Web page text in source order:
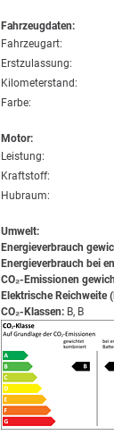
Fahrzeugdaten:
Fahrzeugart:
Erstzulassung:
Kilometerstand:
Farbe:
Motor:
Leistung:
Kraftstoff:
Hubraum:
Umwelt:
Energieverbrauch
Energieverbrauch bei
CO₂-Emissionen
Elektrische Reichweite
CO₂-Klassen: B, B